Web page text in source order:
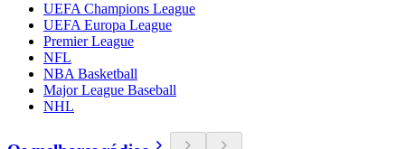
UEFA Champions League
UEFA Europa League
Premier League
NFL
NBA Basketball
Major League Baseball
NHL